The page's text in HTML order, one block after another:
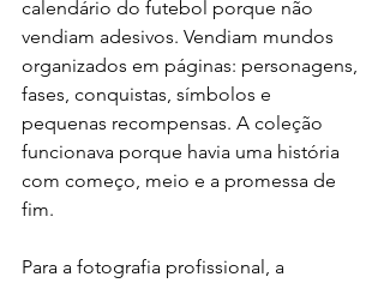
calendário do futebol porque não
vendiam adesivos. Vendiam mundos
organizados em páginas: personagens,
fases, conquistas, símbolos e
pequenas recompensas. A coleção
funcionava porque havia uma história
com começo, meio e a promessa de
fim.
Para a fotografia profissional, a